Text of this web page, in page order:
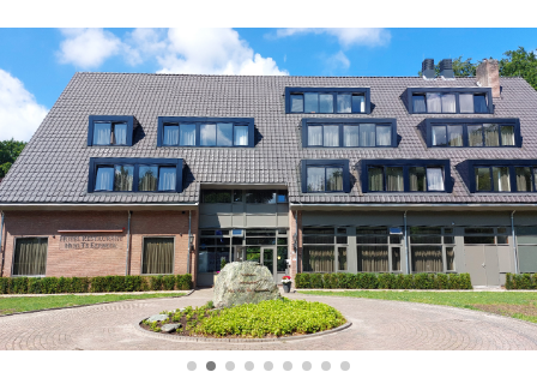
7 dagen per week beschikbaar
10+ miljoen leden